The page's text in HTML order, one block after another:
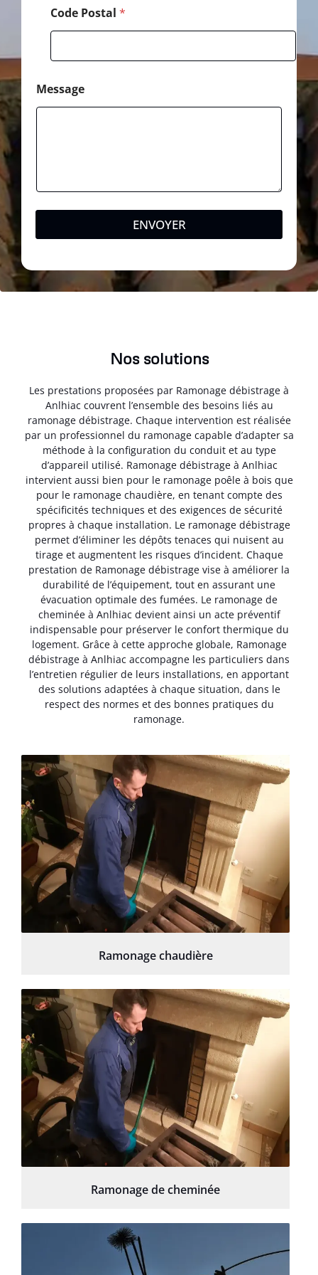
Code Postal *
Message
ENVOYER
Nos solutions
Les prestations proposées par Ramonage débistrage à
Anlhiac couvrent l’ensemble des besoins liés au
ramonage débistrage. Chaque intervention est réalisée
par un professionnel du ramonage capable d’adapter sa
méthode à la configuration du conduit et au type
d’appareil utilisé. Ramonage débistrage à Anlhiac
intervient aussi bien pour le ramonage poêle à bois que
pour le ramonage chaudière, en tenant compte des
spécificités techniques et des exigences de sécurité
propres à chaque installation. Le ramonage débistrage
permet d’éliminer les dépôts tenaces qui nuisent au
tirage et augmentent les risques d’incident. Chaque
prestation de Ramonage débistrage vise à améliorer la
durabilité de l’équipement, tout en assurant une
évacuation optimale des fumées. Le ramonage de
cheminée à Anlhiac devient ainsi un acte préventif
indispensable pour préserver le confort thermique du
logement. Grâce à cette approche globale, Ramonage
débistrage à Anlhiac accompagne les particuliers dans
l’entretien régulier de leurs installations, en apportant
des solutions adaptées à chaque situation, dans le
respect des normes et des bonnes pratiques du
ramonage.
Ramonage chaudière
Ramonage de cheminée